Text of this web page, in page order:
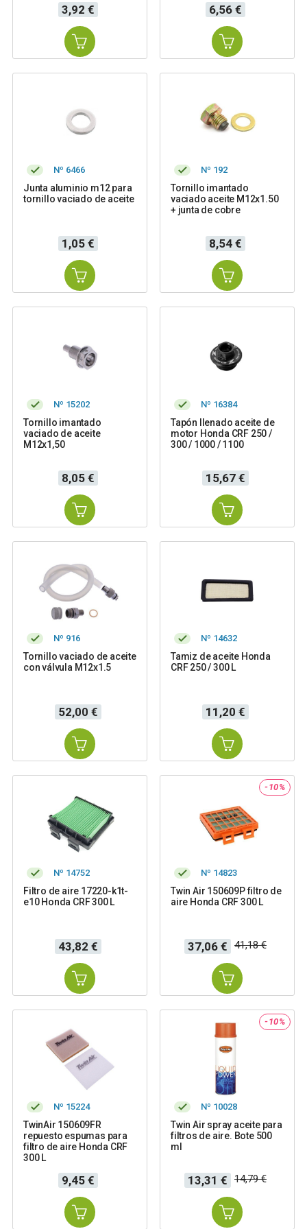
Precio
3,92 € Precio
6,56 €
Nº 6466
Junta aluminio m12 para
tornillo vaciado de aceite
Precio
1,05 €
Nº 192
Tornillo imantado
vaciado aceite M12x1.50
+ junta de cobre
Precio
8,54 €
Nº 15202
Tornillo imantado
vaciado de aceite
M12x1,50
Precio
8,05 €
Nº 16384
Tapón llenado aceite de
motor Honda CRF 250 /
300 / 1000 / 1100
Precio
15,67 €
Nº 916
Tornillo vaciado de aceite
con válvula M12x1.5
Precio
52,00 €
Nº 14632
Tamiz de aceite Honda
CRF 250 / 300 L
Precio
11,20 €
Nº 14752
Filtro de aire 17220-k1t-
e10 Honda CRF 300 L
Precio
43,82 €
-10%
Nº 14823
Twin Air 150609P filtro de
aire Honda CRF 300 L
Precio
37,06 €
Precio
base
41,18 €
Nº 15224
TwinAir 150609FR
repuesto espumas para
filtro de aire Honda CRF
300 L
Precio
9,45 €
-10%
Nº 10028
Twin Air spray aceite para
filtros de aire. Bote 500
ml
Precio
13,31 €
Precio
base
14,79 €